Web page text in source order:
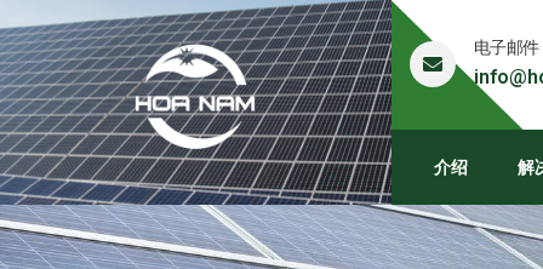
电子邮件
介绍 解